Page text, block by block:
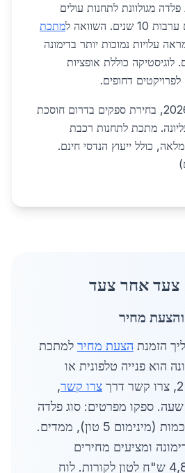
מגולוונת לתחנות עולים
מתכת
עלויות נמוכות יותר בדימונה
לוגיסטיקה כוללת אופציות
לפרויקטים דחופים.
בשורה התחתונה, ב-2026, בחירת ספקים בדרום חוסכת
מתכת לתחנות רכבת
כולל ייעוץ הנדסי חינם.
צעד אחר צעד
הזמנת הצעת מחיר למתכת
הוא פנייה טלפונית או
צרו קשר,
ספקו מפרטים: סוג פלדה
(למשל S275JR), כמות (מינימום 5 טון), ממדים.
ומציעים מחירים
תחרותיים, כמו 4,800 ש"ח לטון לקורות. לוח